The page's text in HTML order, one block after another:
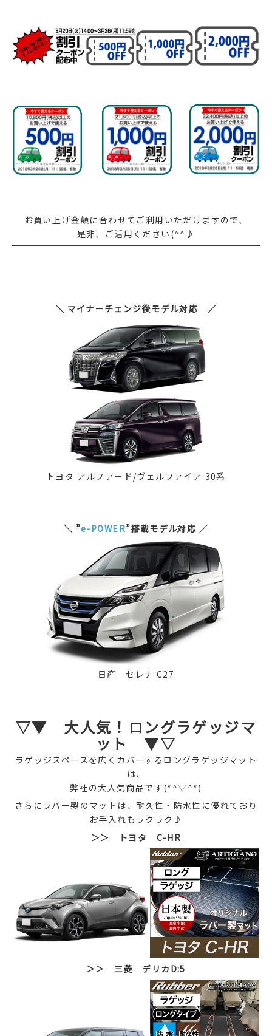
お買い上げ金額に合わせてご利用いただけますので、
是非、ご活用ください(^^♪
＼ マイナーチェンジ後モデル対応 ／
トヨタ アルファード/ヴェルファイア 30系
＼ ”e-POWER”搭載モデル対応 ／
日産 セレナ C27
▽▼ 大人気！ロングラゲッジマ
ット ▼▽
ラゲッジスペースを広くカバーするロングラゲッジマット
は、
弊社の大人気商品です(*^▽^*)
さらにラバー製のマットは、耐久性・防水性に優れており
お手入れもラクラク♪
＞＞ トヨタ C-HR
＞＞ 三菱 デリカD:5